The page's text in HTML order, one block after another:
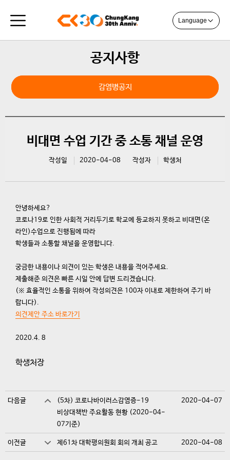
Language
공지사항
일반공지
감염병공지
비대면 수업 기간 중 소통 채널 운영
작성일 2020-04-08 작성자 학생처
안녕하세요?
코로나19로 인한 사회적 거리두기로 학교에 등교하지 못하고 비대면(온
라인)수업으로 진행됨에 따라
학생들과 소통할 채널을 운영합니다.
궁금한 내용이나 의견이 있는 학생은 내용을 적어주세요.
제출해준 의견은 빠른 시일 안에 답변 드리겠습니다.
(※ 효율적인 소통을 위하여 작성의견은 100자 이내로 제한하여 주기 바
랍니다).
의견제안 주소 바로가기
2020.4. 8
학생처장
다음글
(5차) 코로나바이러스감염증-19
비상대책반 주요활동 현황 (2020-04-
07기준)
2020-04-07
이전글 제61차 대학평의원회 회의 개최 공고 2020-04-08